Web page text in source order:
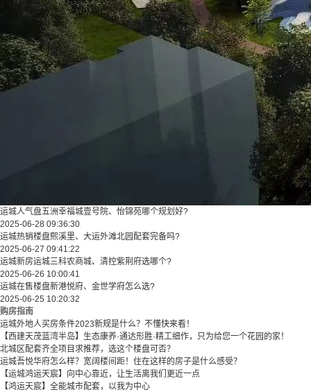
运城人气盘五洲幸福城壹号院、怡锦苑哪个规划好?
2025-06-28 09:36:30
运城热销楼盘熙溪里、大运外滩北园配套完备吗?
2025-06-27 09:41:22
运城新房运城三科农商城、清控紫荆府选哪个?
2025-06-26 10:00:41
运城在售楼盘新港悦府、金世学府怎么选?
2025-06-25 10:20:32
购房指南
运城外地人买房条件2023新规是什么？不懂快来看！
【西建天茂蓝湾半岛】生态康养·通达形胜·精工细作，只为给您一个花园的家！
北城区配套齐全项目求推荐，选这个楼盘可否？
运城吾悦华府怎么样？宽阔楼间距！住在这样的房子是什么感受？
【运城鸿运天宸】向中心靠近，让生活离我们更近一点
【鸿运天宸】全能城市配套，以我为中心